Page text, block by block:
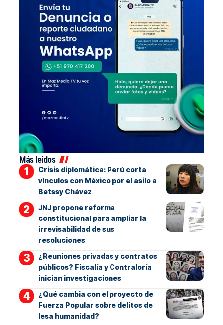
Más leídos
Crisis diplomática: Perú corta
vínculos con México por el asilo a
Betssy Chávez
JNJ propone reforma
constitucional para ampliar la
irrevisabilidad de sus
resoluciones
¿Reuniones privadas y contratos
públicos? Fiscalía y Contraloría
inician investigaciones
¿Qué cambia con el proyecto de
Fuerza Popular sobre delitos de
lesa humanidad?